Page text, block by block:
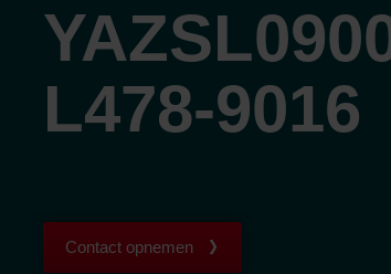
L478-9016
Contact opnemen